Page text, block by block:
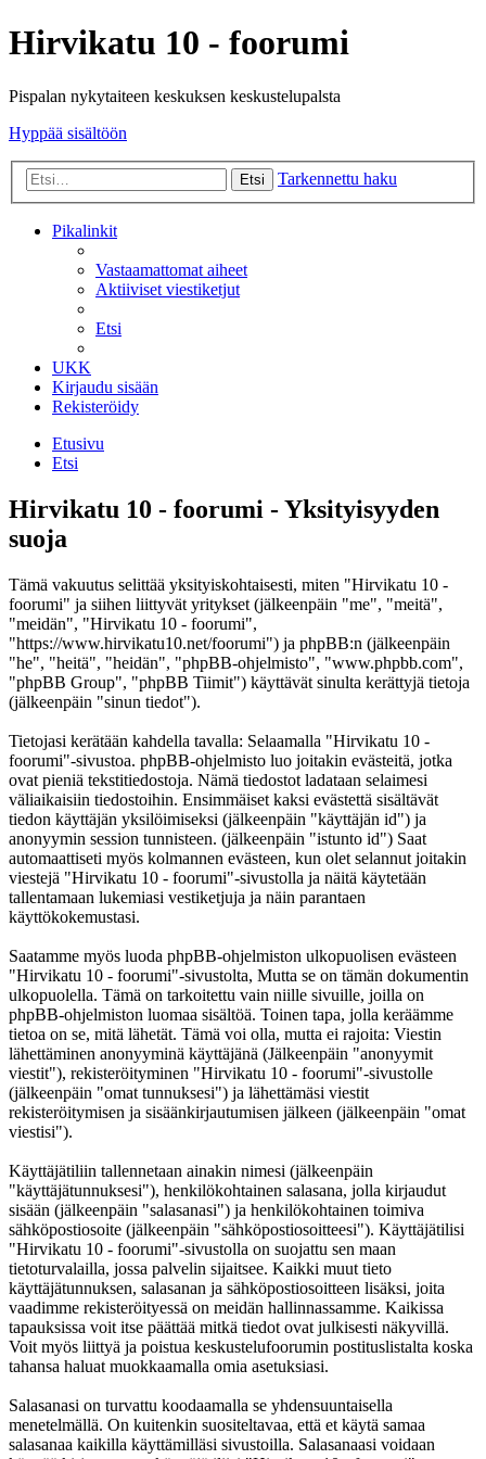
Hirvikatu 10 - foorumi
Pispalan nykytaiteen keskuksen keskustelupalsta
Hyppää sisältöön
Etsi Tarkennettu haku
Pikalinkit
Vastaamattomat aiheet
Aktiiviset viestiketjut
Etsi
UKK
Kirjaudu sisään
Rekisteröidy
Etusivu
Etsi
Hirvikatu 10 - foorumi - Yksityisyyden
suoja
Tämä vakuutus selittää yksityiskohtaisesti, miten "Hirvikatu 10 -
foorumi" ja siihen liittyvät yritykset (jälkeenpäin "me", "meitä",
"meidän", "Hirvikatu 10 - foorumi",
"https://www.hirvikatu10.net/foorumi") ja phpBB:n (jälkeenpäin
"he", "heitä", "heidän", "phpBB-ohjelmisto", "www.phpbb.com",
"phpBB Group", "phpBB Tiimit") käyttävät sinulta kerättyjä tietoja
(jälkeenpäin "sinun tiedot").
Tietojasi kerätään kahdella tavalla: Selaamalla "Hirvikatu 10 -
foorumi"-sivustoa. phpBB-ohjelmisto luo joitakin evästeitä, jotka
ovat pieniä tekstitiedostoja. Nämä tiedostot ladataan selaimesi
väliaikaisiin tiedostoihin. Ensimmäiset kaksi evästettä sisältävät
tiedon käyttäjän yksilöimiseksi (jälkeenpäin "käyttäjän id") ja
anonyymin session tunnisteen. (jälkeenpäin "istunto id") Saat
automaattiseti myös kolmannen evästeen, kun olet selannut joitakin
viestejä "Hirvikatu 10 - foorumi"-sivustolla ja näitä käytetään
tallentamaan lukemiasi vestiketjuja ja näin parantaen
käyttökokemustasi.
Saatamme myös luoda phpBB-ohjelmiston ulkopuolisen evästeen
"Hirvikatu 10 - foorumi"-sivustolta, Mutta se on tämän dokumentin
ulkopuolella. Tämä on tarkoitettu vain niille sivuille, joilla on
phpBB-ohjelmiston luomaa sisältöä. Toinen tapa, jolla keräämme
tietoa on se, mitä lähetät. Tämä voi olla, mutta ei rajoita: Viestin
lähettäminen anonyyminä käyttäjänä (Jälkeenpäin "anonyymit
viestit"), rekisteröityminen "Hirvikatu 10 - foorumi"-sivustolle
(jälkeenpäin "omat tunnuksesi") ja lähettämäsi viestit
rekisteröitymisen ja sisäänkirjautumisen jälkeen (jälkeenpäin "omat
viestisi").
Käyttäjätiliin tallennetaan ainakin nimesi (jälkeenpäin
"käyttäjätunnuksesi"), henkilökohtainen salasana, jolla kirjaudut
sisään (jälkeenpäin "salasanasi") ja henkilökohtainen toimiva
sähköpostiosoite (jälkeenpäin "sähköpostiosoitteesi"). Käyttäjätilisi
"Hirvikatu 10 - foorumi"-sivustolla on suojattu sen maan
tietoturvalailla, jossa palvelin sijaitsee. Kaikki muut tieto
käyttäjätunnuksen, salasanan ja sähköpostiosoitteen lisäksi, joita
vaadimme rekisteröityessä on meidän hallinnassamme. Kaikissa
tapauksissa voit itse päättää mitkä tiedot ovat julkisesti näkyvillä.
Voit myös liittyä ja poistua keskustelufoorumin postituslistalta koska
tahansa haluat muokkaamalla omia asetuksiasi.
Salasanasi on turvattu koodaamalla se yhdensuuntaisella
menetelmällä. On kuitenkin suositeltavaa, että et käytä samaa
salasanaa kaikilla käyttämilläsi sivustoilla. Salasanaasi voidaan